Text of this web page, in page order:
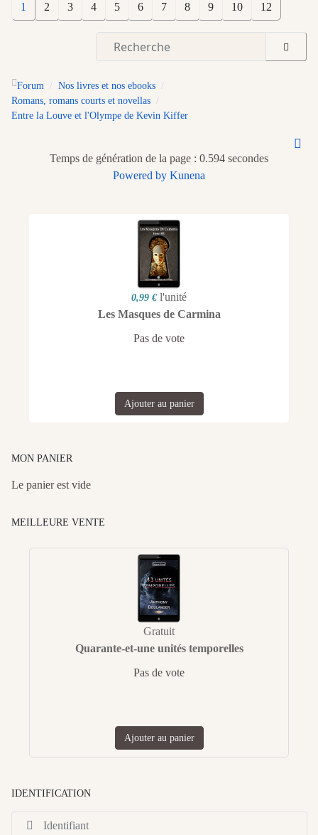
1 2 3 4 5 6 7 8 9 10 12
Forum
Nos livres et nos ebooks
Romans, romans courts et novellas
Entre la Louve et l'Olympe de Kevin Kiffer
Temps de génération de la page : 0.594 secondes
Powered by Kunena
0,99 € l'unité
Les Masques de Carmina
Pas de vote
Ajouter au panier
MON PANIER
Le panier est vide
MEILLEURE VENTE
Gratuit
Quarante-et-une unités temporelles
Pas de vote
Ajouter au panier
IDENTIFICATION